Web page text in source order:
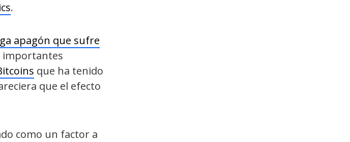
.
apagón que sufre
importantes
que ha tenido
que el efecto
como un factor a